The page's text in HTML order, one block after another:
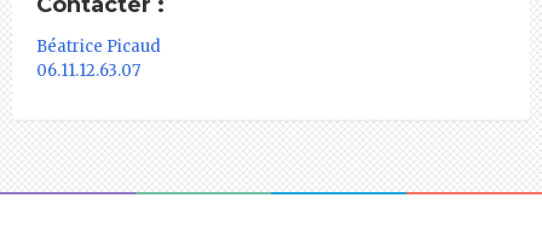
Béatrice Picaud
06.11.12.63.07